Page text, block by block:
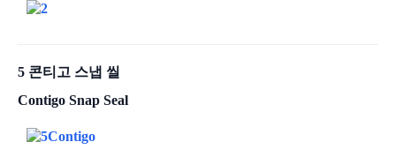
5 콘티고 스냅 씰
Contigo Snap Seal